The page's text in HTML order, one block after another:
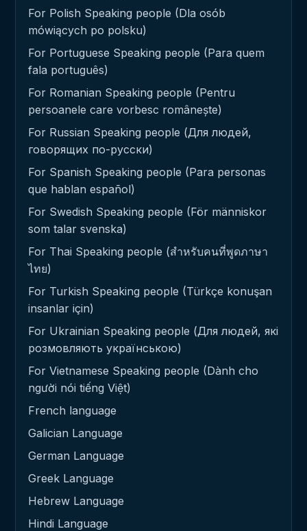
For Polish Speaking people (Dla osób
mówiących po polsku)
For Portuguese Speaking people (Para quem
fala português)
For Romanian Speaking people (Pentru
persoanele care vorbesc românește)
For Russian Speaking people (Для людей,
говорящих по-русски)
For Spanish Speaking people (Para personas
que hablan español)
For Swedish Speaking people (För människor
som talar svenska)
For Thai Speaking people (สำหรับคนที่พูดภาษา
ไทย)
For Turkish Speaking people (Türkçe konuşan
insanlar için)
For Ukrainian Speaking people (Для людей, які
розмовляють українською)
For Vietnamese Speaking people (Dành cho
người nói tiếng Việt)
French language
Galician Language
German Language
Greek Language
Hebrew Language
Hindi Language